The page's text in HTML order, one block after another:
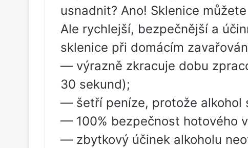
usnadnit? Ano! Sklenice
Ale rychlejší, bezpečnější a
sklenice při domácím
— výrazně zkracuje dobu
30 sekund);
— šetří peníze, protože alkohol
— 100% bezpečnost hotového
— zbytkový účinek alkoholu